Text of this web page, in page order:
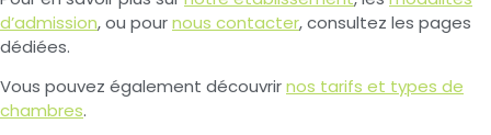
d’admission, ou pournous contacter, consultez les pages
dédiées.
Vous pouvez également découvrirnos tarifs et types de
chambres.